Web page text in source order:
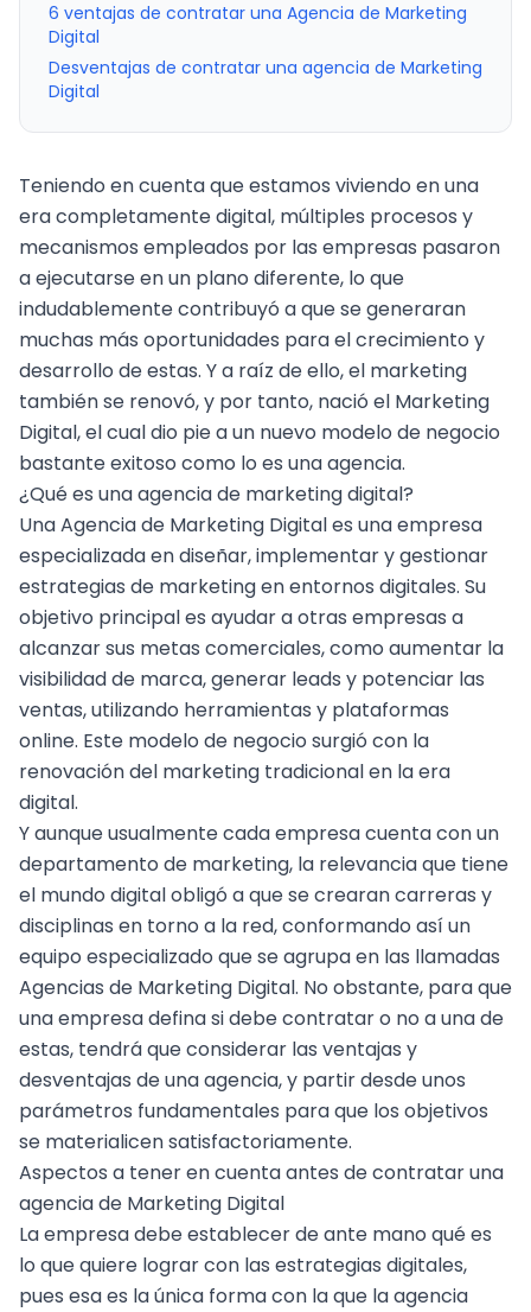
6 ventajas de contratar una Agencia de Marketing
Digital
Desventajas de contratar una agencia de Marketing
Digital
Teniendo en cuenta que estamos viviendo en una
era completamente digital, múltiples procesos y
mecanismos empleados por las empresas pasaron
a ejecutarse en un plano diferente, lo que
indudablemente contribuyó a que se generaran
muchas más oportunidades para el crecimiento y
desarrollo de estas. Y a raíz de ello, el marketing
también se renovó, y por tanto, nació el Marketing
Digital, el cual dio pie a un nuevo modelo de negocio
bastante exitoso como lo es una agencia.
¿Qué es unaagencia de marketing digital?
Una Agencia de Marketing Digital es una empresa
especializada en diseñar, implementar y gestionar
estrategias de marketing en entornos digitales. Su
objetivo principal es ayudar a otras empresas a
alcanzar sus metas comerciales, como aumentar la
visibilidad de marca, generar leads y potenciar las
ventas, utilizando herramientas y plataformas
online. Este modelo de negocio surgió con la
renovación del marketing tradicional en la era
digital.
Y aunque usualmente cada empresa cuenta con un
departamento de marketing, la relevancia que tiene
el mundo digital obligó a que se crearan carreras y
disciplinas en torno a la red, conformando así un
equipo especializado que se agrupa en las llamadas
Agencias de Marketing Digital. No obstante, para que
una empresa defina si debe contratar o no a una de
estas, tendrá que considerar las ventajas y
desventajas de una agencia, y partir desde unos
parámetros fundamentales para que los objetivos
se materialicen satisfactoriamente.
Aspectos a tener en cuenta antes de contratar una
agencia de Marketing Digital
La empresa debe establecer de ante mano qué es
lo que quiere lograr con las estrategias digitales,
pues esa es la única forma con la que la agencia